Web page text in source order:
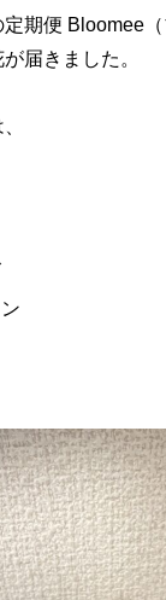
期便 Bloomee
届きました。